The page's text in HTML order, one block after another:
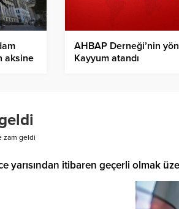
aksine
AHBAP Derneği’nin
Kayyum atandı
zam geldi
yarısından itibaren geçerli olmak